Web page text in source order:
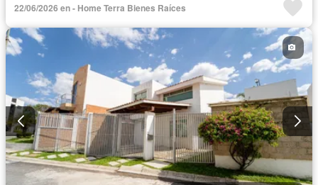
Permite niños
Permite mascotas
22/06/2026 en - Home Terra Bienes Raíces